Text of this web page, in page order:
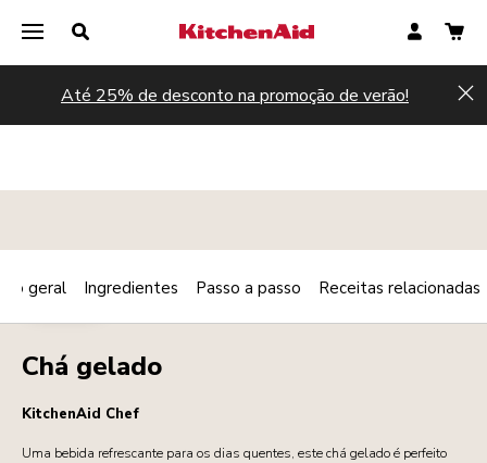
Até 25% de desconto na promoção de verão!
BEBIDAS Print
Chá gelado
KitchenAid Chef
Uma bebida refrescante para os dias quentes, este chá gelado é perfeito
geral Ingredientes Passo a passo Receitas relacionadas